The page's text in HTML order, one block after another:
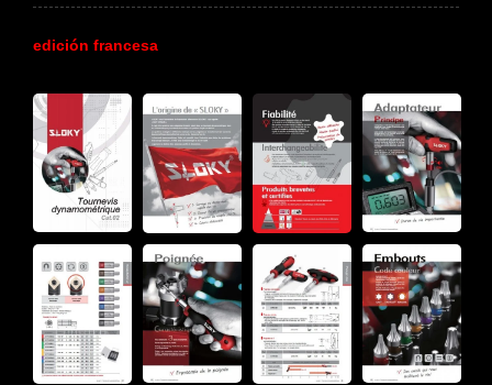
edición francesa